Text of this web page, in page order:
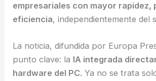
empresariales con mayor rapidez,
eficiencia, independientemente del
La noticia, difundida por Europa
punto clave: la IA integrada
hardware del PC. Ya no se trata